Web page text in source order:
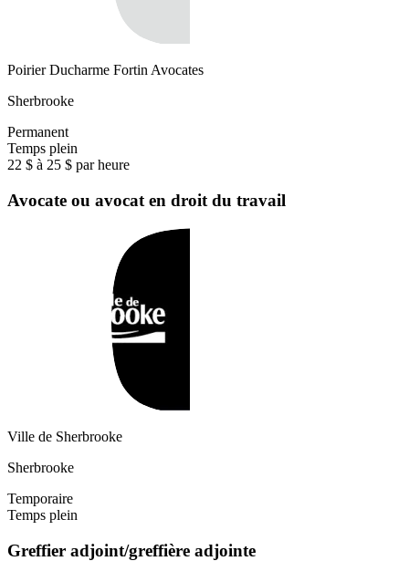
Poirier Ducharme Fortin Avocates
Sherbrooke
Permanent
Temps plein
22 $ à 25 $ par heure
Avocate ou avocat en droit du travail
Ville de Sherbrooke
Sherbrooke
Temporaire
Temps plein
Greffier adjoint/greffière adjointe